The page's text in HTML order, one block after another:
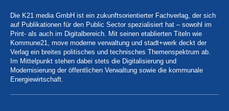
Die K21 media GmbH ist ein zukunftsorientierter Fachverlag, der sich
auf Publikationen für den Public Sector spezialisiert hat – sowohl im
Print- als auch im Digitalbereich. Mit seinen etablierten Titeln wie
Kommune21, move moderne verwaltung und stadt+werk deckt der
Verlag ein breites politisches und technisches Themenspektrum ab.
Im Mittelpunkt stehen dabei stets die Digitalisierung und
Modernisierung der öffentlichen Verwaltung sowie die kommunale
Energiewirtschaft.